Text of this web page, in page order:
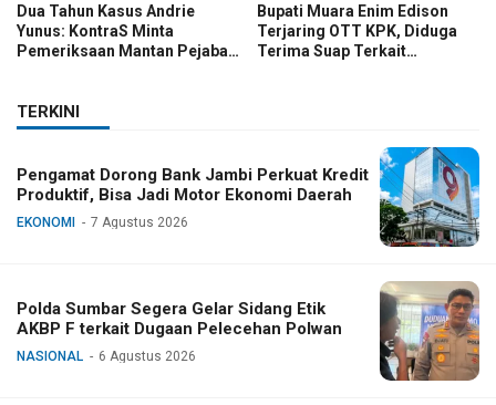
Dua Tahun Kasus Andrie
Yunus: KontraS Minta
Pemeriksaan Mantan Pejabat
Bupati Muara Enim Edison
Terjaring OTT KPK, Diduga
Terima Suap Terkait
TERKINI
Pengamat Dorong Bank Jambi Perkuat Kredit
Produktif, Bisa Jadi Motor Ekonomi Daerah
EKONOMI 7 Agustus 2026
Polda Sumbar Segera Gelar Sidang Etik
AKBP F terkait Dugaan Pelecehan Polwan
NASIONAL 6 Agustus 2026